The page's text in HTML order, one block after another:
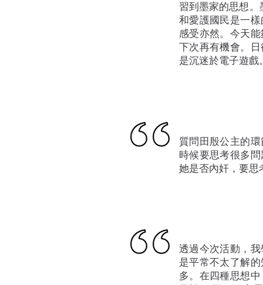
習到墨家的思想
和愛護國民是一
感受亦然。今天
下次再有機會。
是沉迷於電子遊戲
質問田殷公主的
時候要思考很多
她是否內奸，要思
透過今次活動，
是平常不太了解
多。在四種思想